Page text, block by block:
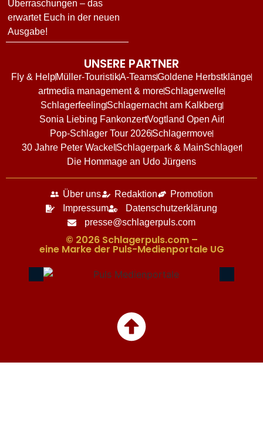
Überraschungen – das
erwartet Euch in der neuen
Ausgabe!
UNSERE PARTNER
Fly & HelpMüller-TouristikA-TeamsGoldene Herbstklänge
artmedia management & moreSchlagerwelle
SchlagerfeelingSchlagernacht am Kalkberg
Sonia Liebing FankonzertVogtland Open Air
Pop-Schlager Tour 2026Schlagermove
30 Jahre Peter Wackel Schlagerpark & MainSchlager
Die Hommage an Udo Jürgens
Über uns Redaktion
Promotion
Impressum
Datenschutzerklärung
presse@schlagerpuls.com
© 2026 Schlagerpuls.com –
eine Marke der Puls-Medienportale UG​